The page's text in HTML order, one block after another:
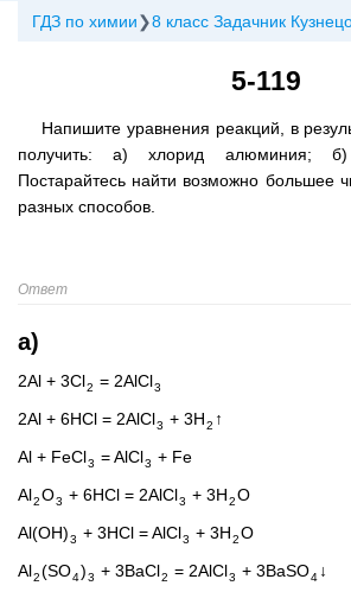
ГДЗ по химии 8 класс Задачник
5-119
Напишите уравнения реакций, в
получить: а) хлорид алюминия; б)
Постарайтесь найти возможно большее
разных способов.
Ответ
а)
2Al + 3Cl2 = 2AlCl3
2Al + 6HCl = 2AlCl3 + 3H2 ↑
Al + FeCl3 = AlCl3 + Fe
Al2O3 + 6HCl = 2AlCl3 + 3H2O
Al(OH)3 + 3HCl = AlCl3 + 3H2O
Al2(SO4)3 + 3BaCl2 = 2AlCl3 + 3BaSO4 ↓